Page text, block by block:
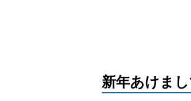
新年あけま